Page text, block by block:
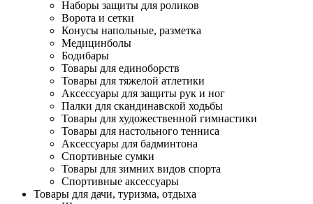
Наборы защиты для роликов
Ворота и сетки
Конусы напольные, разметка
Медицинболы
Бодибары
Товары для единоборств
Товары для тяжелой атлетики
Аксессуары для защиты рук и ног
Палки для скандинавской ходьбы
Товары для художественной гимнастики
Товары для настольного тенниса
Аксессуары для бадминтона
Спортивные сумки
Товары для зимних видов спорта
Спортивные аксессуары
Товары для дачи, туризма, отдыха